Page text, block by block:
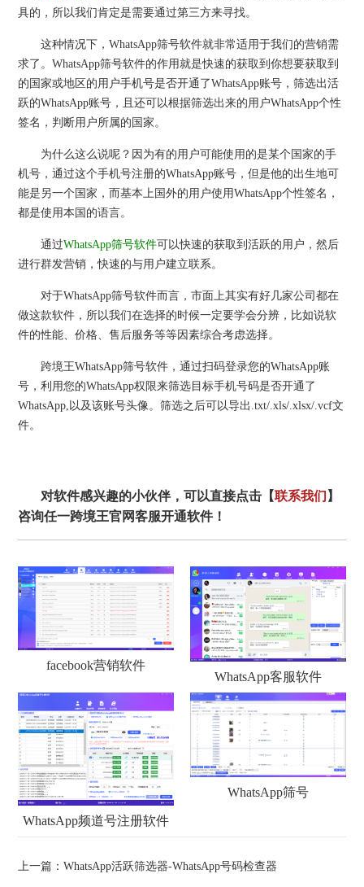
具的，所以我们肯定是需要通过第三方来寻找。
这种情况下，WhatsApp筛号软件就非常适用于我们的营销需
求了。WhatsApp筛号软件的作用就是快速的获取到你想要获取到
的国家或地区的用户手机号是否开通了WhatsApp账号，筛选出活
跃的WhatsApp账号，且还可以根据筛选出来的用户WhatsApp个性
签名，判断用户所属的国家。
为什么这么说呢？因为有的用户可能使用的是某个国家的手
机号，通过这个手机号注册的WhatsApp账号，但是他的出生地可
能是另一个国家，而基本上国外的用户使用WhatsApp个性签名，
都是使用本国的语言。
通过WhatsApp筛号软件可以快速的获取到活跃的用户，然后
进行群发营销，快速的与用户建立联系。
对于WhatsApp筛号软件而言，市面上其实有好几家公司都在
做这款软件，所以我们在选择的时候一定要学会分辨，比如说软
件的性能、价格、售后服务等等因素综合考虑选择。
跨境王WhatsApp筛号软件，通过扫码登录您的WhatsApp账
号，利用您的WhatsApp权限来筛选目标手机号码是否开通了
WhatsApp,以及该账号头像。筛选之后可以导出.txt/.xls/.xlsx/.vcf文
件。
对软件感兴趣的小伙伴，可以直接点击【联系我们 】
咨询任一跨境王官网客服开通软件！
facebook营销软件
WhatsApp客服软件
WhatsApp频道号注册软件
WhatsApp筛号
上一篇：WhatsApp活跃筛选器-WhatsApp号码检查器